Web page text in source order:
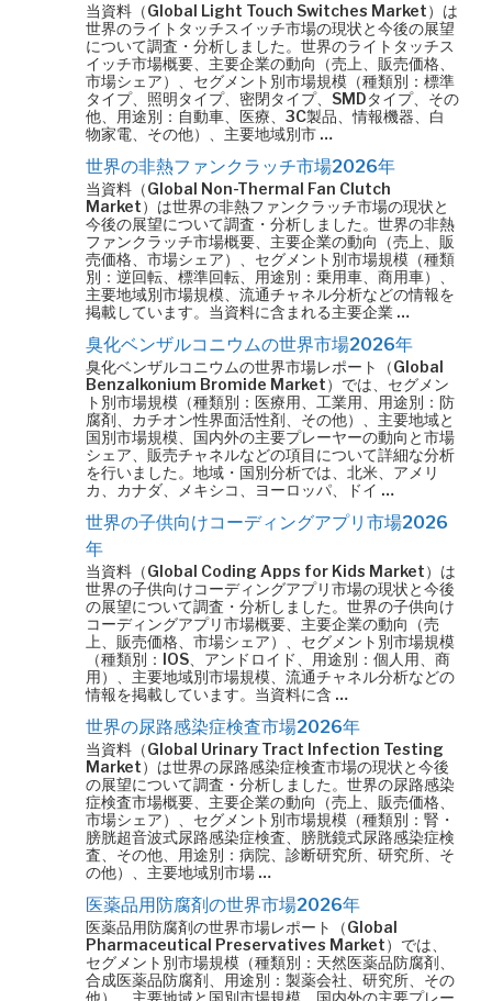
当資料（Global Light Touch Switches Market）は
世界のライトタッチスイッチ市場の現状と今後の展望
について調査・分析しました。世界のライトタッチス
イッチ市場概要、主要企業の動向（売上、販売価格、
市場シェア）、セグメント別市場規模（種類別：標準
タイプ、照明タイプ、密閉タイプ、SMDタイプ、その
他、用途別：自動車、医療、3C製品、情報機器、白
物家電、その他）、主要地域別市 …
世界の非熱ファンクラッチ市場2026年
当資料（Global Non-Thermal Fan Clutch
Market）は世界の非熱ファンクラッチ市場の現状と
今後の展望について調査・分析しました。世界の非熱
ファンクラッチ市場概要、主要企業の動向（売上、販
売価格、市場シェア）、セグメント別市場規模（種類
別：逆回転、標準回転、用途別：乗用車、商用車）、
主要地域別市場規模、流通チャネル分析などの情報を
掲載しています。当資料に含まれる主要企業 …
臭化ベンザルコニウムの世界市場2026年
臭化ベンザルコニウムの世界市場レポート（Global
Benzalkonium Bromide Market）では、セグメン
ト別市場規模（種類別：医療用、工業用、用途別：防
腐剤、カチオン性界面活性剤、その他）、主要地域と
国別市場規模、国内外の主要プレーヤーの動向と市場
シェア、販売チャネルなどの項目について詳細な分析
を行いました。地域・国別分析では、北米、アメリ
カ、カナダ、メキシコ、ヨーロッパ、ドイ …
世界の子供向けコーディングアプリ市場2026
年
当資料（Global Coding Apps for Kids Market）は
世界の子供向けコーディングアプリ市場の現状と今後
の展望について調査・分析しました。世界の子供向け
コーディングアプリ市場概要、主要企業の動向（売
上、販売価格、市場シェア）、セグメント別市場規模
（種類別：IOS、アンドロイド、用途別：個人用、商
用）、主要地域別市場規模、流通チャネル分析などの
情報を掲載しています。当資料に含 …
世界の尿路感染症検査市場2026年
当資料（Global Urinary Tract Infection Testing
Market）は世界の尿路感染症検査市場の現状と今後
の展望について調査・分析しました。世界の尿路感染
症検査市場概要、主要企業の動向（売上、販売価格、
市場シェア）、セグメント別市場規模（種類別：腎・
膀胱超音波式尿路感染症検査、膀胱鏡式尿路感染症検
査、その他、用途別：病院、診断研究所、研究所、そ
の他）、主要地域別市場 …
医薬品用防腐剤の世界市場2026年
医薬品用防腐剤の世界市場レポート（Global
Pharmaceutical Preservatives Market）では、
セグメント別市場規模（種類別：天然医薬品防腐剤、
合成医薬品防腐剤、用途別：製薬会社、研究所、その
他）、主要地域と国別市場規模、国内外の主要プレー